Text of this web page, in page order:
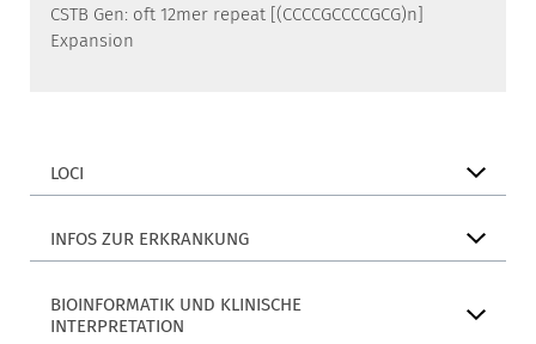
CSTB Gen: oft 12mer repeat [(CCCCGCCCCGCG)n]
Expansion
LOCI
INFOS ZUR ERKRANKUNG
BIOINFORMATIK UND KLINISCHE
INTERPRETATION